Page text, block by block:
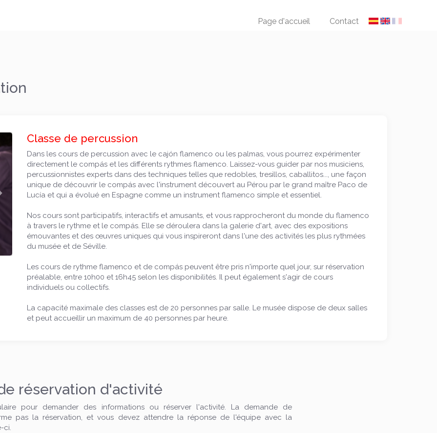
Page d'accueil Contact
Suivant
Classe de percussion
Dans les cours de percussion avec le cajón flamenco ou les palmas, vous pourrez expérimenter
directement le compás et les différents rythmes flamenco. Laissez-vous guider par nos musiciens,
percussionnistes experts dans des techniques telles que redobles, tresillos, caballitos..., une façon
unique de découvrir le compás avec l'instrument découvert au Pérou par le grand maître Paco de
Lucía et qui a évolué en Espagne comme un instrument flamenco simple et essentiel.
Nos cours sont participatifs, interactifs et amusants, et vous rapprocheront du monde du flamenco
à travers le rythme et le compás. Elle se déroulera dans la galerie d'art, avec des expositions
émouvantes et des œuvres uniques qui vous inspireront dans l'une des activités les plus rythmées
du musée et de Séville.
Les cours de rythme flamenco et de compás peuvent être pris n'importe quel jour, sur réservation
préalable, entre 10h00 et 16h45 selon les disponibilités. Il peut également s'agir de cours
individuels ou collectifs.
La capacité maximale des classes est de 20 personnes par salle. Le musée dispose de deux salles
et peut accueillir un maximum de 40 personnes par heure.
réservation d'activité
pour demander des informations ou réserver l'activité. La demande de
pas la réservation, et vous devez attendre la réponse de l'équipe avec la
ci.